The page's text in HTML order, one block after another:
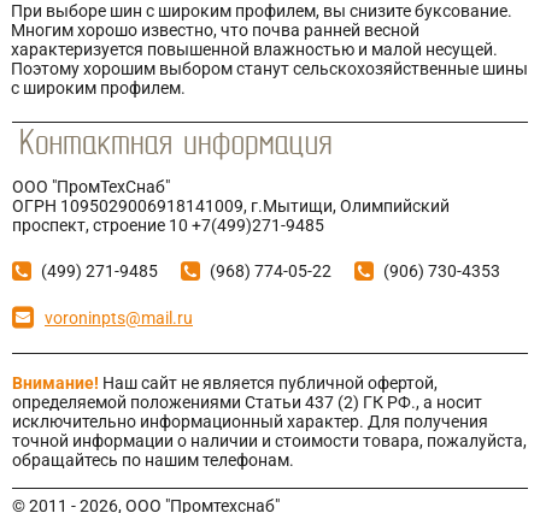
При выборе шин с широким профилем, вы снизите буксование.
Многим хорошо известно, что почва ранней весной
характеризуется повышенной влажностью и малой несущей.
Поэтому хорошим выбором станут сельскохозяйственные шины
с широким профилем.
ООО "ПромТехСнаб"
ОГРН 1095029006918141009, г.Мытищи, Олимпийский
проспект, строение 10 +7(499)271-9485
(499) 271-9485 (968) 774-05-22 (906) 730-4353
voroninpts@mail.ru
Внимание! Наш сайт не является публичной офертой,
определяемой положениями Статьи 437 (2) ГК РФ., а носит
исключительно информационный характер. Для получения
точной информации о наличии и стоимости товара, пожалуйста,
обращайтесь по нашим телефонам.
© 2011 - 2026, ООО "Промтехснаб"